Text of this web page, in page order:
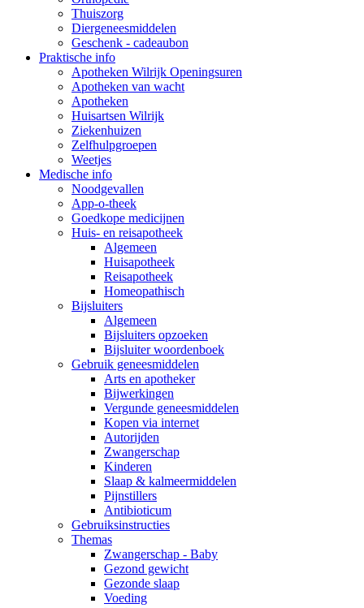
Thuiszorg
Diergeneesmiddelen
Geschenk - cadeaubon
Praktische info
Apotheken Wilrijk Openingsuren
Apotheken van wacht
Apotheken
Huisartsen Wilrijk
Ziekenhuizen
Zelfhulpgroepen
Weetjes
Medische info
Noodgevallen
App-o-theek
Goedkope medicijnen
Huis- en reisapotheek
Algemeen
Huisapotheek
Reisapotheek
Homeopathisch
Bijsluiters
Algemeen
Bijsluiters opzoeken
Bijsluiter woordenboek
Gebruik geneesmiddelen
Arts en apotheker
Bijwerkingen
Vergunde geneesmiddelen
Kopen via internet
Autorijden
Zwangerschap
Kinderen
Slaap & kalmeermiddelen
Pijnstillers
Antibioticum
Gebruiksinstructies
Themas
Zwangerschap - Baby
Gezond gewicht
Gezonde slaap
Voeding